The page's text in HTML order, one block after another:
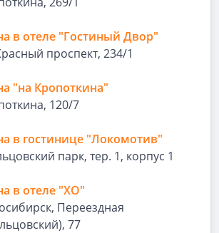
в отеле "Гостиный Двор"
проспект, 234/1
"на Кропоткина"
120/7
в гостинице "Локомотив"
парк, тер. 1, корпус 1
в отеле "ХО"
Переездная
77